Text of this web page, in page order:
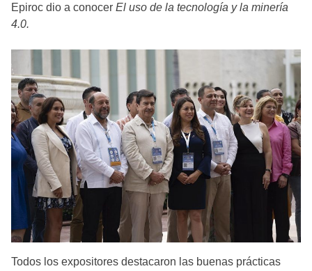
Epiroc dio a conocer El uso de la tecnología y la minería
4.0.
Todos los expositores destacaron las buenas prácticas